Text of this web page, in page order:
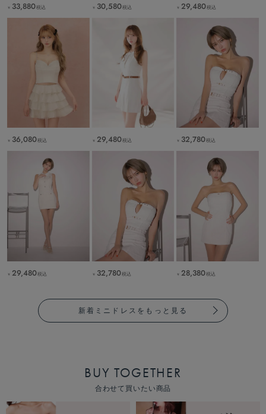
￥ 33,880税込 ￥ 30,580税込 ￥ 29,480税込
￥ 36,080税込 ￥ 29,480税込 ￥ 32,780税込
￥ 29,480税込 ￥ 32,780税込 ￥ 28,380税込
新着ミニドレスをもっと見る
BUY TOGETHER
合わせて買いたい商品